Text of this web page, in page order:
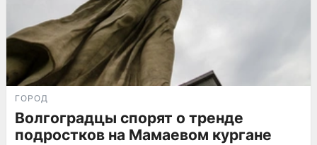
ГОРОД
Волгоградцы спорят о тренде
подростков на Мамаевом кургане